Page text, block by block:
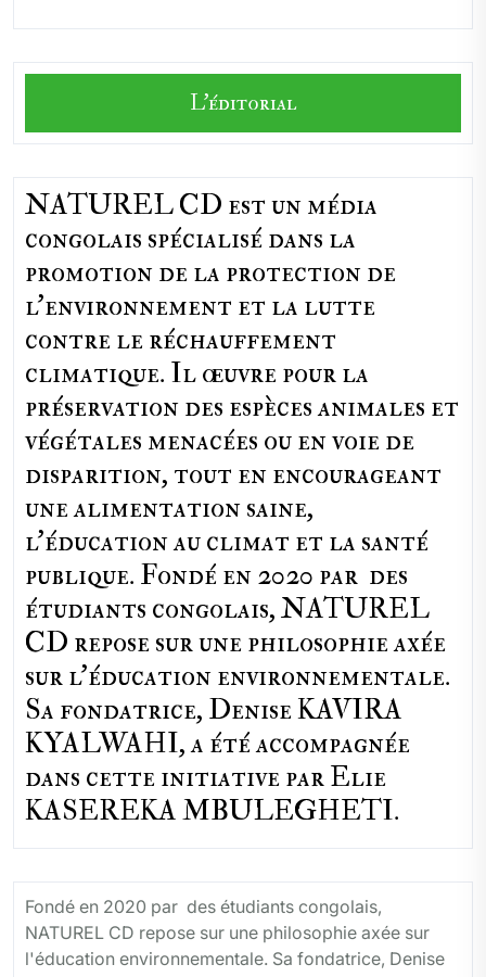
L'éditorial
NATUREL CD est un média
congolais spécialisé dans la
promotion de la protection de
l’environnement et la lutte
contre le réchauffement
climatique. Il œuvre pour la
préservation des espèces animales et
végétales menacées ou en voie de
disparition, tout en encourageant
une alimentation saine,
l'éducation au climat et la santé
publique. Fondé en 2020 par des
étudiants congolais, NATUREL
CD repose sur une philosophie axée
sur l'éducation environnementale.
Sa fondatrice, Denise KAVIRA
KYALWAHI, a été accompagnée
dans cette initiative par Elie
KASEREKA MBULEGHETI.
Fondé en 2020 par des étudiants congolais,
NATUREL CD repose sur une philosophie axée sur
l'éducation environnementale. Sa fondatrice, Denise